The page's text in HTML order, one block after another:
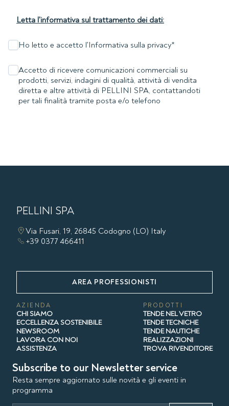
Letta l'informativa sul trattamento dei dati:
Ho letto e accetto l'Informativa sulla privacy*
Accetto di ricevere comunicazioni commerciali su
prodotti, servizi, indagini di qualità, attività di vendita
diretta e altre attività di PELLINI SPA, contattandoti
per tali finalità tramite posta e/o telefono
PELLINI SPA
Via Fusari, 19, 26845 Codogno (LO) Italy
+39 0377 466411
AREA PROFESSIONISTI
AZIENDA
CHI SIAMO
ECCELLENZA SOSTENIBILE
NEWSROOM
LAVORA CON NOI
ASSISTENZA
PRODOTTI
TENDE NEL VETRO
TENDE TECNICHE
TENDE NAUTICHE
REALIZZAZIONI
TROVA RIVENDITORE
Subscribe to our Newsletter service
Resta sempre aggiornato sulle novità e gli eventi in
programma